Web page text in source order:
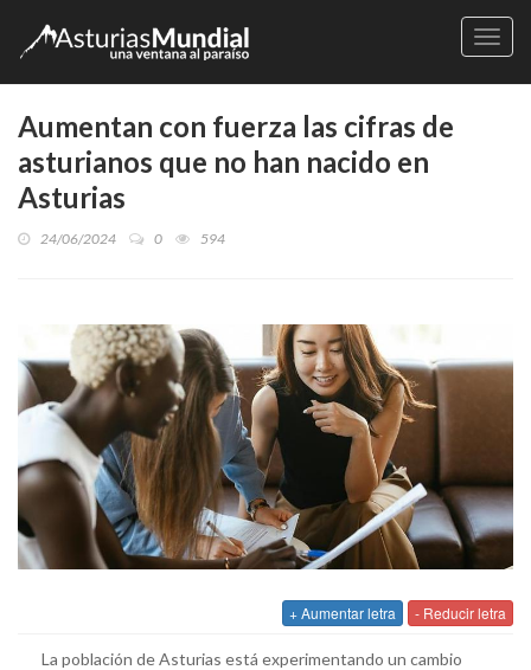
Aumentan con fuerza las cifras de
asturianos que no han nacido en
Asturias
24/06/2024 0 594
+ Aumentar letra - Reducir letra
La población de Asturias está experimentando un cambio